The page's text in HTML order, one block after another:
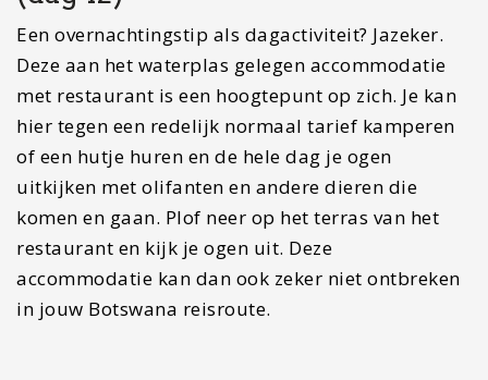
Elephant Highway. Deze weg loopt van Nata
richting de Zambiaanse grens bij Kasane. Houd je
ogen open want olifanten en andere grote
zoogdieren spotten is hier goed te doen.
Onderweg krijg je ook regelmatig de
waarschuwing dat je voorzichtig moet zijn met
buiten zijn i.v.m. de wilde dieren. Toch kan een
foto met het wegbord, pas op voor olifanten niet
ontbreken.
Chobe Nationaal Park (dag 14-